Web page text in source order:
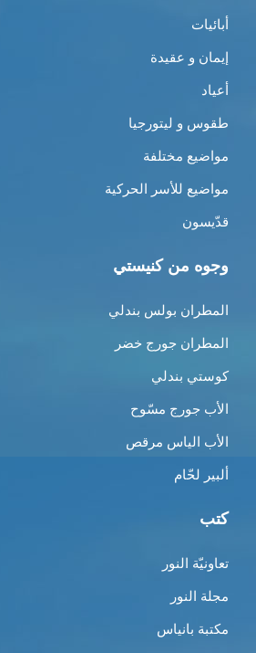
أبائيات
إيمان و عقيدة
أعياد
طقوس و ليتورجيا
مواضيع مختلفة
مواضيع للأسر الحركية
قدّيسون
وجوه من كنيستي
المطران بولس بندلي
المطران جورج خضر
كوستي بندلي
الأب جورج مسّوح
الأب الياس مرقص
ألبير لحّام
كتب
تعاونيّة النور
مجلة النور
مكتبة بانياس